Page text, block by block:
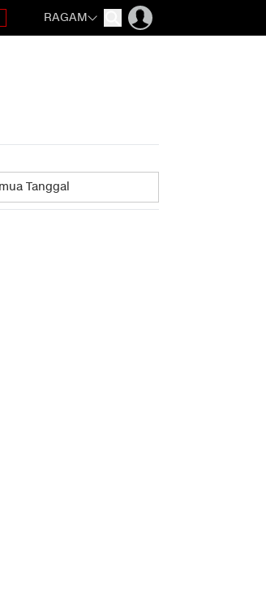
RAGAM